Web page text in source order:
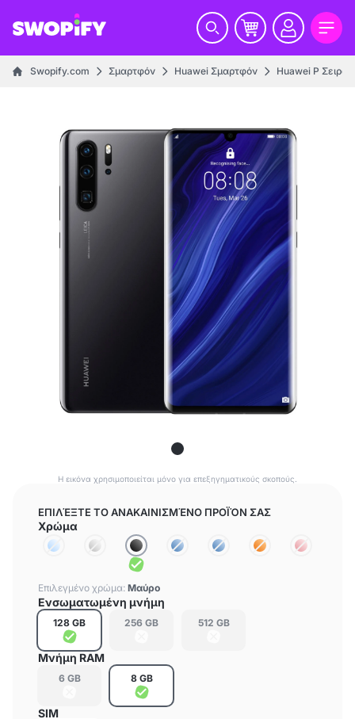
Swopify.com Σμαρτφόν Huawei Σμαρτφόν Huawei P Σειρά
Η εικόνα χρησιμοποιείται μόνο για επεξηγηματικούς σκοπούς.
ΕΠΙΛΈΞΤΕ ΤΟ ΑΝΑΚΑΙΝΙΣΜΈΝΟ ΠΡΟΪΌΝ ΣΑΣ
Χρώμα
Επιλεγμένο χρώμα: Μαύρο
Ενσωματωμένη μνήμη
128 GB 256 GB 512 GB
Μνήμη RAM
6 GB 8 GB
SIM